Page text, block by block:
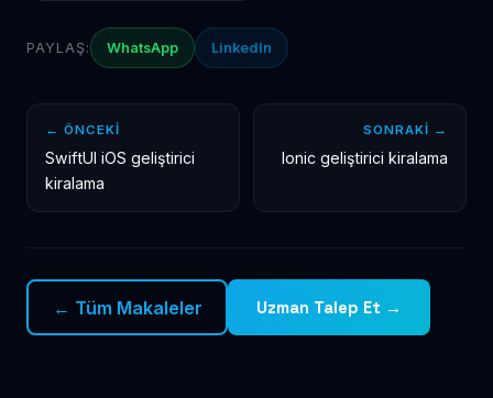
PAYLAŞ: WhatsApp LinkedIn
← ÖNCEKI
SwiftUI iOS geliştirici
kiralama
SONRAKI →
Ionic geliştirici kiralama
← Tüm Makaleler Uzman Talep Et →